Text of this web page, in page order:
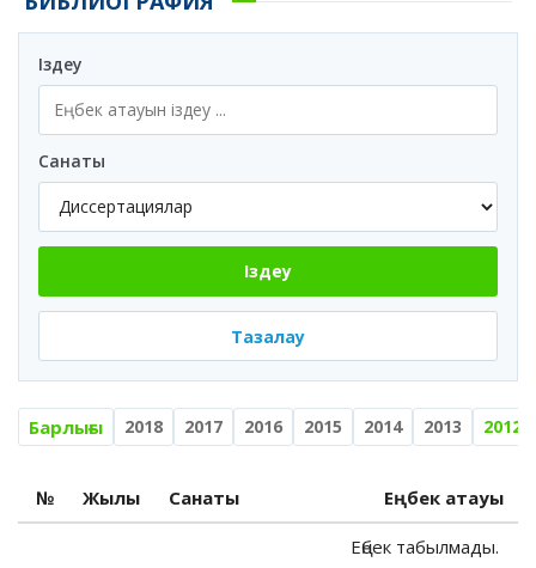
Іздеу
Санаты
Іздеу
Тазалау
Барлығы 2018 2017 2016 2015 2014 2013 2012
№ Жылы Санаты Еңбек атауы
Еңбек табылмады.